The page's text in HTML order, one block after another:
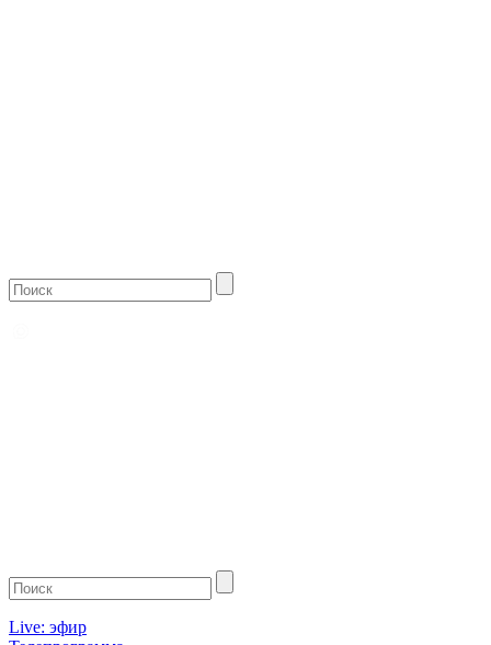
Live: эфир